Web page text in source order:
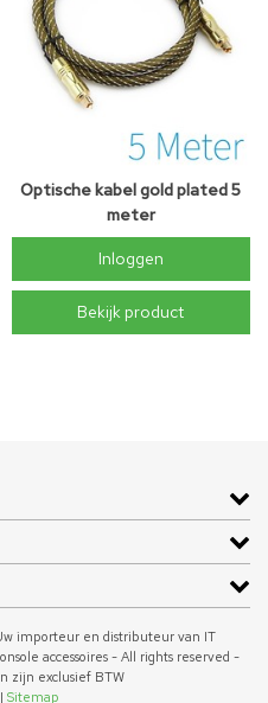
Optische kabel gold plated 5
meter
Inloggen
Bekijk product
importeur en distributeur van IT
accessoires - All rights reserved -
zijn exclusief BTW
| Sitemap